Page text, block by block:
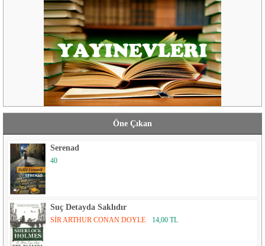
Doğan Yayınları
Doğu Batı Yayınları
Doğu Kütüphanesi
Domingo Yayınevi
Doruk Yayınları
E Yayınları
Ebabil
Ekin Yayınları
Elips Kitapları
Elma Yayınevi
Öne Çıkan
Serenad
40
Suç Detayda Saklıdır
SİR ARTHUR CONAN DOYLE 14,00 TL